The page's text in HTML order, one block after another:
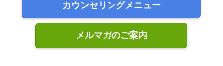
カウンセリングメニュー
メルマガのご案内